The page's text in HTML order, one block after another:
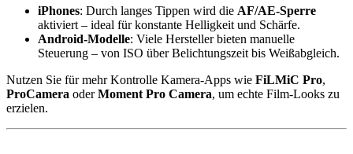
iPhones: Durch langes Tippen wird die AF/AE-Sperre
aktiviert – ideal für konstante Helligkeit und Schärfe.
Android-Modelle: Viele Hersteller bieten manuelle
Steuerung – von ISO über Belichtungszeit bis Weißabgleich.
Nutzen Sie für mehr Kontrolle Kamera-Apps wie FiLMiC Pro,
ProCamera oderMoment Pro Camera, um echte Film-Looks zu
erzielen.